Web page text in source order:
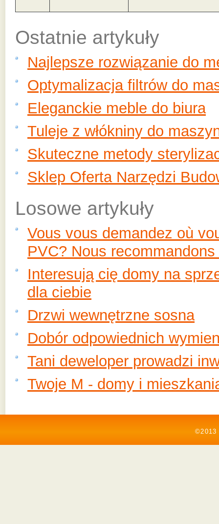
Ostatnie artykuły
Najlepsze rozwiązanie do
Optymalizacja filtrów do
Eleganckie meble do biura
Tuleje z włókniny do
Skuteczne metody
Sklep Oferta Narzędzi
Losowe artykuły
Vous vous demandez où
PVC? Nous
Interesują cię domy na
dla ciebie
Drzwi wewnętrzne sosna
Dobór odpowiednich
Tani deweloper prowadzi
Twoje M - domy i
©2013